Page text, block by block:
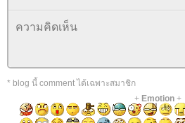
* blog นี้ comment ได้เฉพาะสมาชิก
+ Emotion+